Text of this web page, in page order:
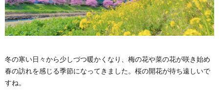
冬の寒い日々から少しづつ暖かくなり、梅の花や菜の花が咲き始め
春の訪れを感じる季節になってきました。桜の開花が待ち遠しいで
すね。